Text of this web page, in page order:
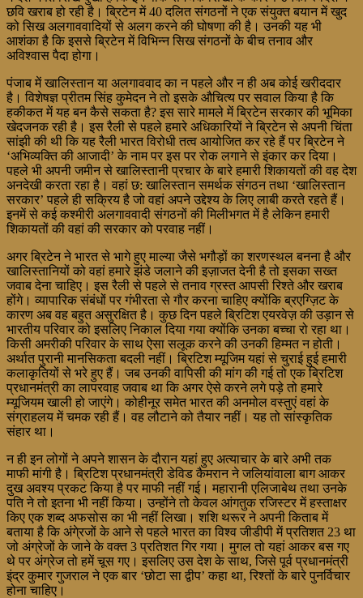
छवि खराब हो रही है। ब्रिटेन में 40 दलित संगठनों ने एक संयुक्त बयान में खुद
को सिख अलगाववादियों से अलग करने की घोषणा की है। उनकी यह भी
आशंका है कि इससे ब्रिटेन में विभिन्न सिख संगठनों के बीच तनाव और
अविश्वास पैदा होगा।
पंजाब में खालिस्तान या अलगाववाद का न पहले और न ही अब कोई खरीददार
है। विशेषज्ञ प्रीतम सिंह कुमेदन ने तो इसके औचित्य पर सवाल किया है कि
हकीकत में यह बन कैसे सकता है? इस सारे मामले में ब्रिटेन सरकार की भूमिका
खेदजनक रही है। इस रैली से पहले हमारे अधिकारियों ने ब्रिटेन से अपनी चिंता
सांझी की थी कि यह रैली भारत विरोधी तत्व आयोजित कर रहे हैं पर ब्रिटेन ने
‘अभिव्यक्ति की आजादी’ के नाम पर इस पर रोक लगाने से इंकार कर दिया।
पहले भी अपनी जमीन से खालिस्तानी प्रचार के बारे हमारी शिकायतों की वह देश
अनदेखी करता रहा है। वहां छ: खालिस्तान समर्थक संगठन तथा ‘खालिस्तान
सरकार’ पहले ही सक्रिय है जो वहां अपने उद्देश्य के लिए लाबी करते रहते हैं।
इनमें से कई कश्मीरी अलगाववादी संगठनों की मिलीभगत में है लेकिन हमारी
शिकायतों की वहां की सरकार को परवाह नहीं।
अगर ब्रिटेन ने भारत से भागे हुए माल्या जैसे भगौड़ों का शरणस्थल बनना है और
खालिस्तानियों को वहां हमारे झंडे जलाने की इज़ाजत देनी है तो इसका सख्त
जवाब देना चाहिए। इस रैली से पहले से तनाव ग्रस्त आपसी रिश्ते और खराब
होंगे। व्यापारिक संबंधों पर गंभीरता से गौर करना चाहिए क्योंकि ब्रएग्ज़िट के
कारण अब वह बहुत असुरक्षित है। कुछ दिन पहले ब्रिटिश एयरवेज़ की उड़ान से
भारतीय परिवार को इसलिए निकाल दिया गया क्योंकि उनका बच्चा रो रहा था।
किसी अमरीकी परिवार के साथ ऐसा सलूक करने की उनकी हिम्मत न होती।
अर्थात पुरानी मानसिकता बदली नहीं। ब्रिटिश म्यूजिम यहां से चुराई हुई हमारी
कलाकृतियों से भरे हुए हैं। जब उनकी वापिसी की मांग की गई तो एक ब्रिटिश
प्रधानमंत्री का लापरवाह जवाब था कि अगर ऐसे करने लगे पड़े तो हमारे
म्यूजियम खाली हो जाएंगे। कोहीनूर समेत भारत की अनमोल वस्तुएं वहां के
संग्राहलय में चमक रही हैं। वह लौटाने को तैयार नहीं। यह तो सांस्कृतिक
संहार था।
न ही इन लोगों ने अपने शासन के दौरान यहां हुए अत्याचार के बारे अभी तक
माफी मांगी है। ब्रिटिश प्रधानमंत्री डेविड कैमरान ने जलियांवाला बाग आकर
दुख अवश्य प्रकट किया है पर माफी नहीं गई। महारानी एलिजाबेथ तथा उनके
पति ने तो इतना भी नहीं किया। उन्होंने तो केवल आंगतुक रजिस्टर में हस्ताक्षर
किए एक शब्द अफसोस का भी नहीं लिखा। शशि थरूर ने अपनी किताब में
बताया है कि अंगे्रजों के आने से पहले भारत का विश्व जीडीपी में प्रतिशत 23 था
जो अंग्रेजों के जाने के वक्त 3 प्रतिशत गिर गया। मुगल तो यहां आकर बस गए
थे पर अंग्रेज तो हमें चूस गए। इसलिए उस देश के साथ, जिसे पूर्व प्रधानमंत्री
इंद्र कुमार गुजराल ने एक बार ‘छोटा सा द्वीप’ कहा था, रिश्तों के बारे पुनर्विचार
होना चाहिए।